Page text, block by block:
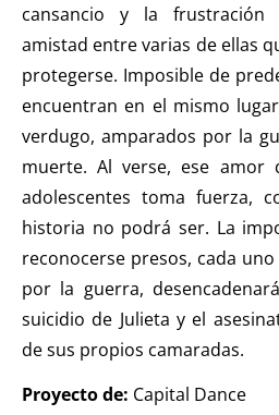
cansancio y la frustración
amistad entre varias de ellas
protegerse. Imposible de
encuentran en el mismo
verdugo, amparados por la
muerte. Al verse, ese amor
adolescentes toma fuerza,
historia no podrá ser. La
reconocerse presos, cada
por la guerra,
suicidio de Julieta y el
de sus propios camaradas.
Proyecto de: Capital Dance